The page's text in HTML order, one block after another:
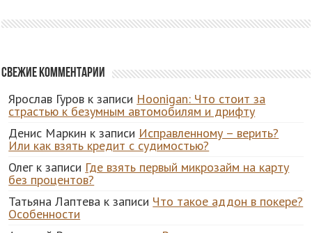
Свежие комментарии
Ярослав Гуров к записи Hoonigan: Что стоит за
страстью к безумным автомобилям и дрифту
Денис Маркин к записи Исправленному – верить?
Или как взять кредит с судимостью?
Олегк записи Где взять первый микрозайм на карту
без процентов?
Татьяна Лаптева к записи Что такое аддон в покере?
Особенности